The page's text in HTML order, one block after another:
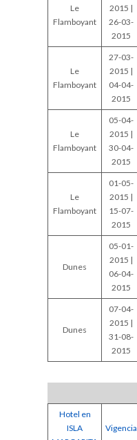
Le
Flamboyant
2015 |
26-03-
2015
Le
Flamboyant
27-03-
2015 |
04-04-
2015
Le
Flamboyant
05-04-
2015 |
30-04-
2015
Le
Flamboyant
01-05-
2015 |
15-07-
2015
Dunes
05-01-
2015 |
06-04-
2015
Dunes
07-04-
2015 |
31-08-
2015
Hotel en
ISLA
Vigencia